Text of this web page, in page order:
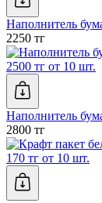
Наполнитель
2250 тг
2500 тг от 10 шт.
Наполнитель
2800 тг
170 тг от 10 шт.